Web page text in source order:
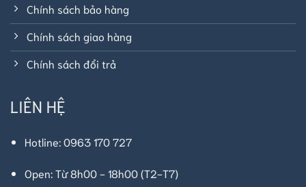
Chính sách bảo hàng
Chính sách giao hàng
Chính sách đổi trả
LIÊN HỆ
Hotline: 0963 170 727
Open: Từ 8h00 - 18h00 (T2-T7)